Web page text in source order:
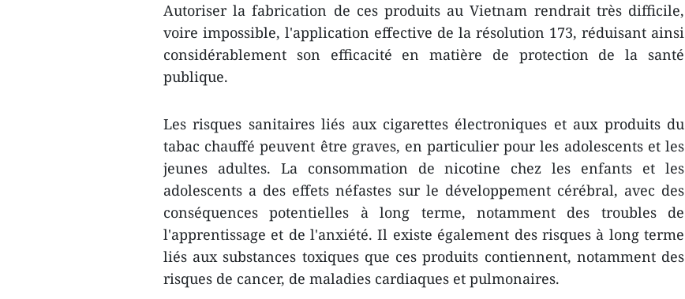
Autoriser la fabrication de ces produits au Vietnam rendrait très difficile,
voire impossible, l'application effective de la résolution 173, réduisant ainsi
considérablement son efficacité en matière de protection de la santé
publique.
Les risques sanitaires liés aux cigarettes électroniques et aux produits du
tabac chauffé peuvent être graves, en particulier pour les adolescents et les
jeunes adultes. La consommation de nicotine chez les enfants et les
adolescents a des effets néfastes sur le développement cérébral, avec des
conséquences potentielles à long terme, notamment des troubles de
l'apprentissage et de l'anxiété. Il existe également des risques à long terme
liés aux substances toxiques que ces produits contiennent, notamment des
risques de cancer, de maladies cardiaques et pulmonaires.